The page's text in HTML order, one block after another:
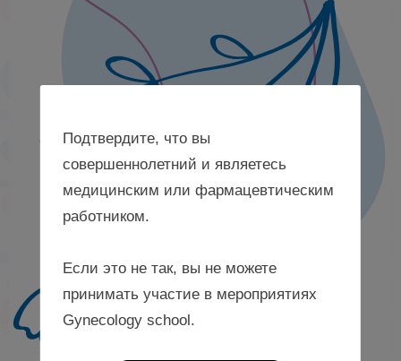
Подтвердите, что вы
совершеннолетний и являетесь
медицинским или фармацевтическим
работником.
Если это не так, вы не можете
принимать участие в мероприятиях
Gynecology school.